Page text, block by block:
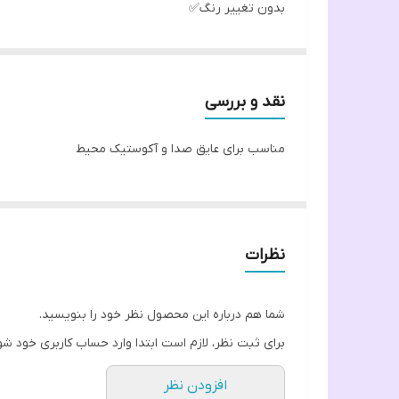
بدون تغییر رنگ✅
نقد و بررسی
مناسب برای عایق صدا و آکوستیک محیط
نظرات
شما هم درباره این محصول نظر خود را بنویسید.
برای ثبت نظر، لازم است ابتدا وارد حساب کاربری خود
افزودن نظر